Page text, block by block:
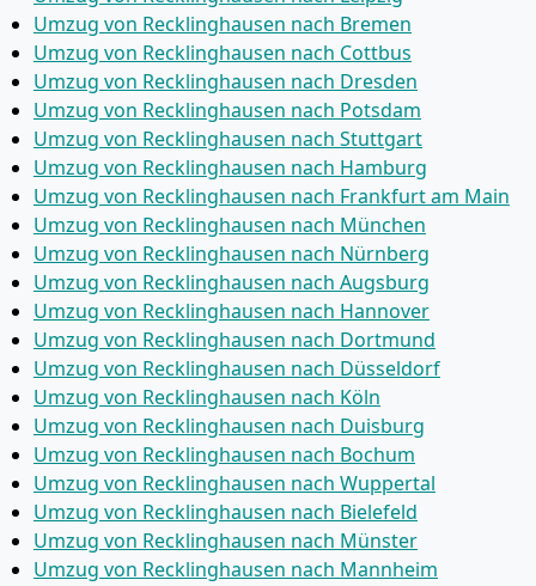
Umzug von Recklinghausen nach Bremen
Umzug von Recklinghausen nach Cottbus
Umzug von Recklinghausen nach Dresden
Umzug von Recklinghausen nach Potsdam
Umzug von Recklinghausen nach Stuttgart
Umzug von Recklinghausen nach Hamburg
Umzug von Recklinghausen nach Frankfurt am Main
Umzug von Recklinghausen nach München
Umzug von Recklinghausen nach Nürnberg
Umzug von Recklinghausen nach Augsburg
Umzug von Recklinghausen nach Hannover
Umzug von Recklinghausen nach Dortmund
Umzug von Recklinghausen nach Düsseldorf
Umzug von Recklinghausen nach Köln
Umzug von Recklinghausen nach Duisburg
Umzug von Recklinghausen nach Bochum
Umzug von Recklinghausen nach Wuppertal
Umzug von Recklinghausen nach Bielefeld
Umzug von Recklinghausen nach Münster
Umzug von Recklinghausen nach Mannheim